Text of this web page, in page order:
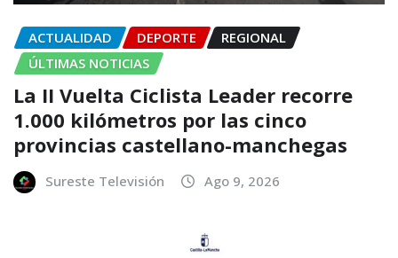
ACTUALIDAD DEPORTE
REGIONAL
ÚLTIMAS NOTICIAS
La II Vuelta Ciclista Leader recorre
1.000 kilómetros por las cinco
provincias castellano-manchegas
Sureste Televisión Ago 9, 2026